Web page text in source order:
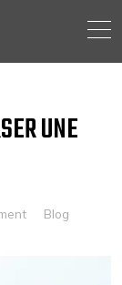
UNE
Blog